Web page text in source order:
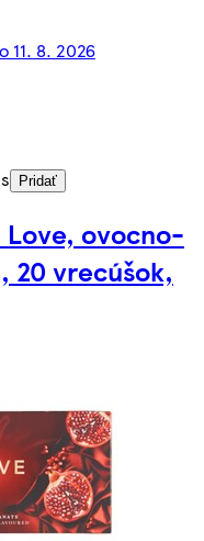
11. 8. 2026
Pridať
Love, ovocno-
20 vrecúšok,